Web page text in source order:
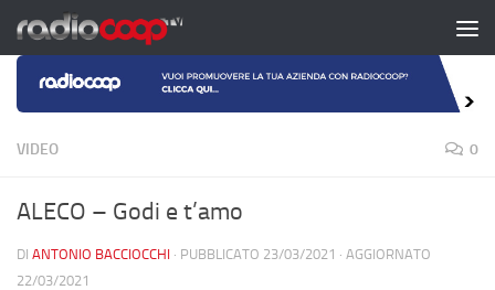
Salta al contenuto
VIDEO 0
ALECO – Godi e t’amo
DI ANTONIO BACCIOCCHI · PUBBLICATO 23/03/2021 · AGGIORNATO
22/03/2021